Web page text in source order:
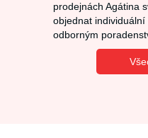
prodejnách Agátina
objednat
odborným